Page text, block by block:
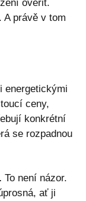
ověřit.
A právě v tom
energetickými
ceny,
konkrétní
se rozpadnou
To není názor.
ať ji